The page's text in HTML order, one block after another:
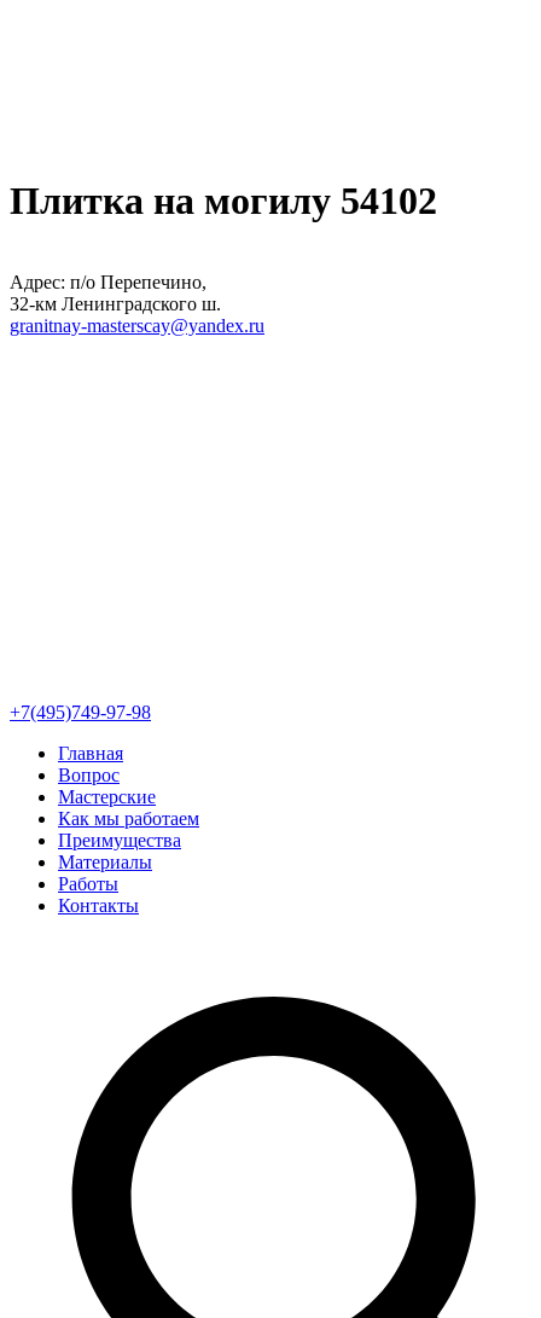
Плитка на могилу 54102
Адрес: п/о Перепечино,
32-км Ленинградского ш.
granitnay-masterscay@yandex.ru
+7(495)749-97-98
Главная
Вопрос
Мастерские
Как мы работаем
Преимущества
Материалы
Работы
Контакты